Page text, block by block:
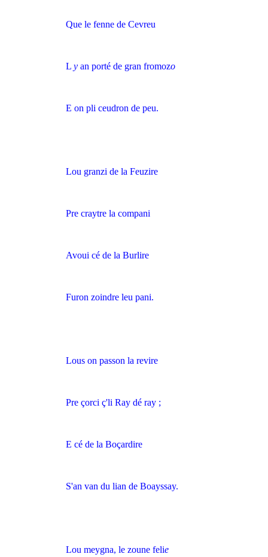
Que le fenne de Cevreu
L y an porté de gran fromozo
E on pli ceudron de peu.
Lou granzi de la Feuzire
Pre craytre la compani
Avoui cé de la Burlire
Furon zoindre leu pani.
Lous on passon la revire
Pre çorci ç'li Ray dé ray ;
E cé de la Boçardire
S'an van du lian de Boayssay.
Lou meygna, le zoune felie